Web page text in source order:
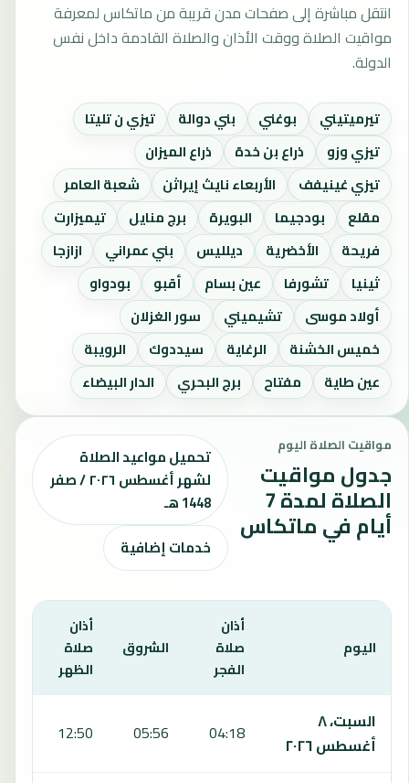
انتقل مباشرة إلى صفحات مدن قريبة من ماتكاس لمعرفة
مواقيت الصلاة ووقت الأذان والصلاة القادمة داخل نفس
الدولة.
تيرميتيني بوغني بني دوالة
تيزي ن تليتا
تيزي وزو
ذراع بن خدة
ذراع الميزان
تيزي غينيفف
الأربعاء نايث إيراثن
شعبة العامر
مقلع
بودجيما البويرة برج منايل
تيميزارت
فريحة
الأخضرية ديلليس بني عمراني
ازازجا
ثينيا
تشورفا عين بسام أقبو
بودواو
أولاد موسى
تشيميني
سور الغزلان
خميس الخشنة
الرغاية سيددوك
الرويبة
عين طاية
مفتاح برج البحري الدار البيضاء
مواقيت الصلاة اليوم
جدول مواقيت
الصلاة لمدة 7
أيام في ماتكاس
تحميل مواعيد الصلاة
لشهر أغسطس ٢٠٢٦ / صفر
1448 هـ
خدمات إضافية
اليوم
أذان
صلاة
الفجر
الشروق
أذان
صلاة
الظهر
السبت، ٨
أغسطس ٢٠٢٦
04:18
05:56
12:50